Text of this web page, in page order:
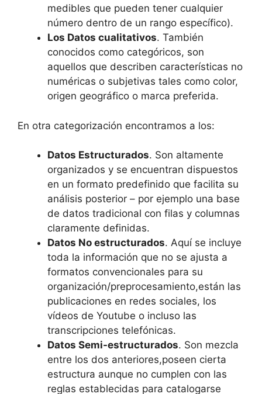
medibles que pueden tener cualquier
número dentro de un rango específico).
Los Datos cualitativos. También
conocidos como categóricos, son
aquellos que describen características no
numéricas o subjetivas tales como color,
origen geográfico o marca preferida.
En otra categorización encontramos a los:
Datos Estructurados. Son altamente
organizados y se encuentran dispuestos
en un formato predefinido que facilita su
análisis posterior – por ejemplo una base
de datos tradicional con filas y columnas
claramente definidas.
Datos No estructurados. Aquí se incluye
toda la información que no se ajusta a
formatos convencionales para su
organización/preprocesamiento,están las
publicaciones en redes sociales, los
vídeos de Youtube o incluso las
transcripciones telefónicas.
Datos Semi-estructurados. Son mezcla
entre los dos anteriores,poseen cierta
estructura aunque no cumplen con las
reglas establecidas para catalogarse